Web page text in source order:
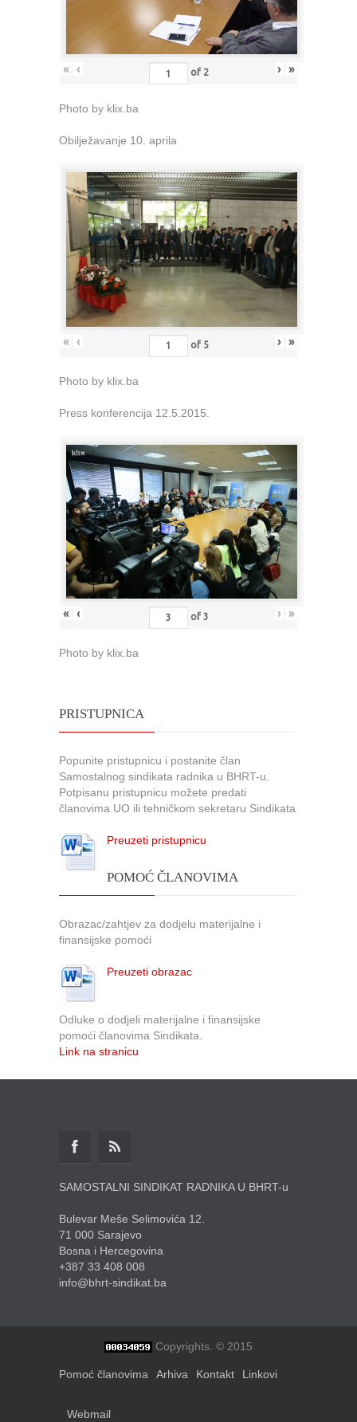
« ‹ of 2 › »
Photo by klix.ba
Obilježavanje 10. aprila
« ‹ of 5 › »
Photo by klix.ba
Press konferencija 12.5.2015.
« ‹ of 3 › »
Photo by klix.ba
PRISTUPNICA
Popunite pristupnicu i postanite član
Samostalnog sindikata radnika u BHRT-u.
Potpisanu pristupnicu možete predati
članovima UO ili tehničkom sekretaru Sindikata
Preuzeti pristupnicu
POMOĆ ČLANOVIMA
Obrazac/zahtjev za dodjelu materijalne i
finansijske pomoći
Preuzeti obrazac
Odluke o dodjeli materijalne i finansijske
pomoći članovima Sindikata.
Link na stranicu
SAMOSTALNI SINDIKAT RADNIKA U BHRT-u
Bulevar Meše Selimovića 12.
71 000 Sarajevo
Bosna i Hercegovina
+387 33 408 008
info@bhrt-sindikat.ba
Copyrights. © 2015
Pomoć članovima Arhiva Kontakt Linkovi
Webmail